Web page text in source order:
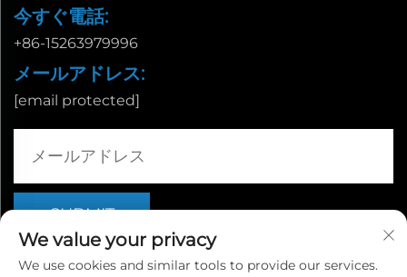
今すぐ電話:
+86-15263979996
メールアドレス:
[email protected]
We value your privacy
We use cookies and similar tools to provide our services.